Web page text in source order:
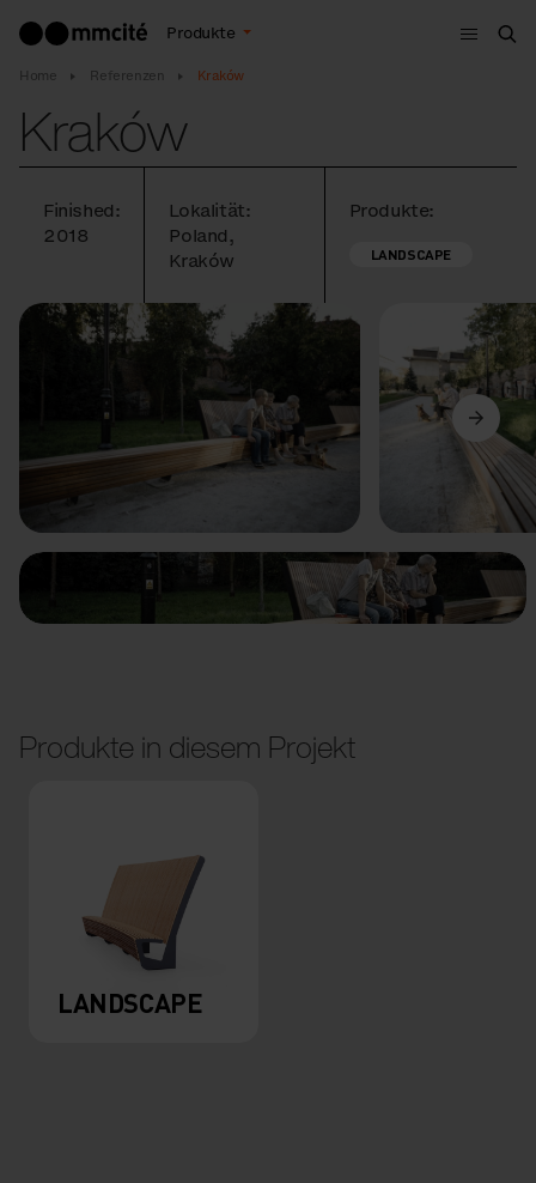
Produkte
Menu
Home Referenzen Kraków
Kraków
Finished:
2018
Lokalität:
Poland,
Kraków
Produkte:
LANDSCAPE
Vorige
Produkte in diesem Projekt
LANDSCAPE